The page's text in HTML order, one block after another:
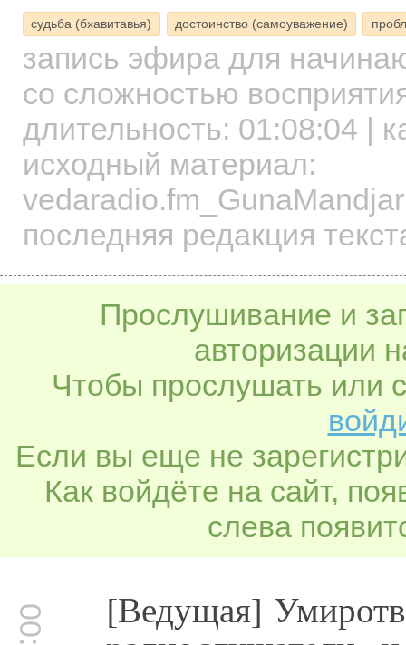
судьба (бхавитавья) достоинство (самоуважение)
запись эфира для
со сложностью
длительность: 01:08:04 |
исходный материал:
последняя редакция
Прослушивание и
авторизации
Чтобы прослушать или
Если вы еще не
Как войдёте на сайт,
слева
[Ведущая]